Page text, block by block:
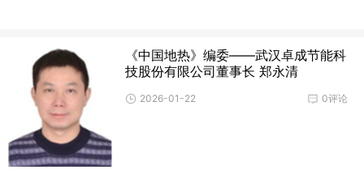
《中国地热》编委——武汉卓成节能科
技股份有限公司董事长 郑永清
0评论
2026-01-22